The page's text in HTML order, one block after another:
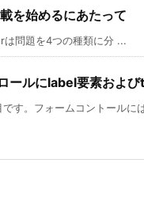
を始めるにあたって
問題を4つの種類に分 ...
ルにlabel要素および
す。フォームコントールに